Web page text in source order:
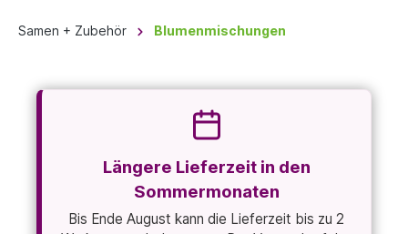
Samen + Zubehör Blumenmischungen
Längere Lieferzeit in den
Sommermonaten
Bis Ende August kann die Lieferzeit bis zu 2